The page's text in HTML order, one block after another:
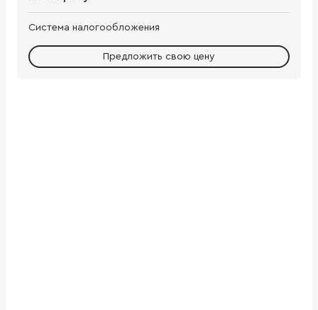
Система налогообложения
Предложить свою цену